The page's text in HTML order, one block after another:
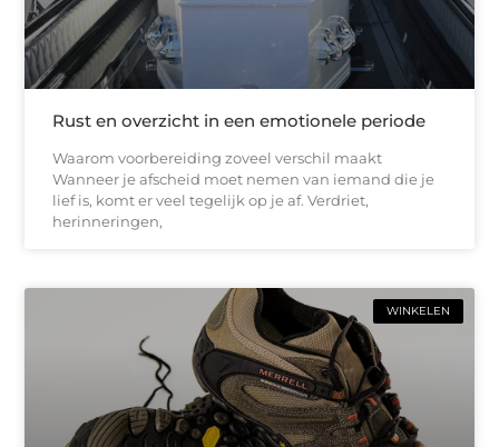
Rust en overzicht in een emotionele periode
Waarom voorbereiding zoveel verschil maakt
Wanneer je afscheid moet nemen van iemand die je
lief is, komt er veel tegelijk op je af. Verdriet,
herinneringen,
WINKELEN